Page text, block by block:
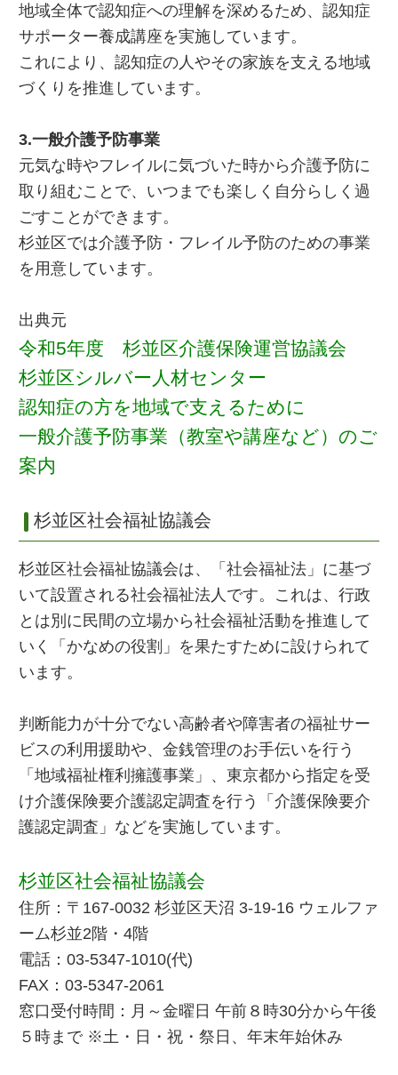
地域全体で認知症への理解を深めるため、認知症
サポーター養成講座を実施しています。
これにより、認知症の人やその家族を支える地域
づくりを推進しています。
3.一般介護予防事業
元気な時やフレイルに気づいた時から介護予防に
取り組むことで、いつまでも楽しく自分らしく過
ごすことができます。
杉並区では介護予防・フレイル予防のための事業
を用意しています。
出典元
令和5年度 杉並区介護保険運営協議会
杉並区シルバー人材センター
認知症の方を地域で支えるために
一般介護予防事業（教室や講座など）のご
案内
杉並区社会福祉協議会
杉並区社会福祉協議会は、「社会福祉法」に基づ
いて設置される社会福祉法人です。これは、行政
とは別に民間の立場から社会福祉活動を推進して
いく「かなめの役割」を果たすために設けられて
います。
判断能力が十分でない高齢者や障害者の福祉サー
ビスの利用援助や、金銭管理のお手伝いを行う
「地域福祉権利擁護事業」、東京都から指定を受
け介護保険要介護認定調査を行う「介護保険要介
護認定調査」などを実施しています。
杉並区社会福祉協議会
住所：〒167-0032 杉並区天沼 3-19-16 ウェルファ
ーム杉並2階・4階
電話：03-5347-1010(代)
FAX：03-5347-2061
窓口受付時間：月～金曜日 午前８時30分から午後
５時まで ※土・日・祝・祭日、年末年始休み